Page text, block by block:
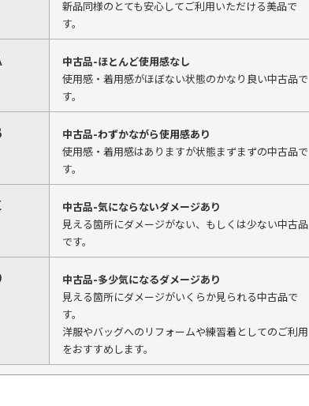
新品同様のとても安心してご利用いただける美品で
す。
中古品-ほとんど使用感なし
使用感・着用感がほぼない状態のかなり良い中古品で
す。
中古品-わずかながら使用感あり
使用感・着用感はありますが状態まずまずの中古品で
す。
中古品-気にならないダメージあり
見える箇所にダメージがない、もしくは少ない中古品
です。
中古品-多少気になるダメージあり
見える箇所にダメージがいくらか見られる中古品で
す。
洋服やバッグへのリフォームや練習着としてのご利用
をおすすめします。